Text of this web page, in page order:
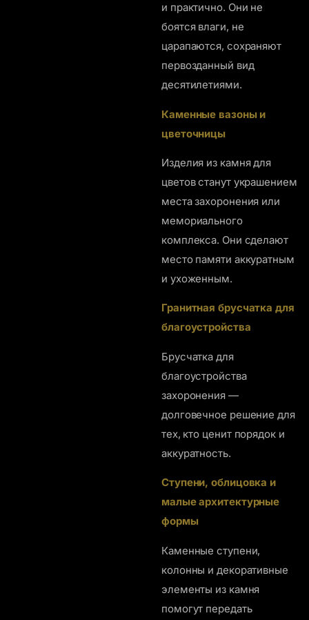
и практично. Они не
боятся влаги, не
царапаются, сохраняют
первозданный вид
десятилетиями.
Каменные вазоны и
цветочницы
Изделия из камня для
цветов станут украшением
места захоронения или
мемориального
комплекса. Они сделают
место памяти аккуратным
и ухоженным.
Гранитная брусчатка для
благоустройства
Брусчатка для
благоустройства
захоронения —
долговечное решение для
тех, кто ценит порядок и
аккуратность.
Ступени, облицовка и
малые архитектурные
формы
Каменные ступени,
колонны и декоративные
элементы из камня
помогут передать